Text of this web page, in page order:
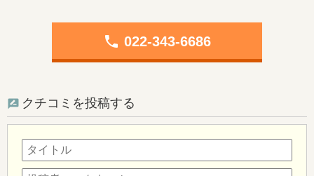
phone 022-343-6686
クチコミを投稿する